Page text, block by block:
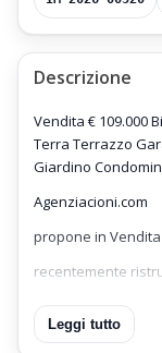
Descrizione
Vendita € 109.000
Terra Terrazzo
Giardino
Agenziacioni.com
propone in
recentemente
una ottima
Bilocale dotato di
Leggi tutto